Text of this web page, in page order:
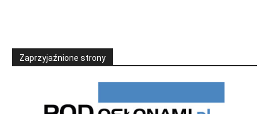
Zaprzyjaźnione strony